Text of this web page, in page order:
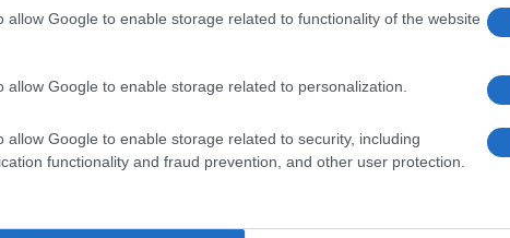
allow Google to enable storage related to functionality of the website
allow Google to enable storage related to personalization.
allow Google to enable storage related to security, including
functionality and fraud prevention, and other user protection.
στο δ.σ. επί οκτώ χρόνια. Πιστεύει πως η
δημοσιογράφου στην ενημέρωση είναι το
και στην επικοινωνία η έντιμη και